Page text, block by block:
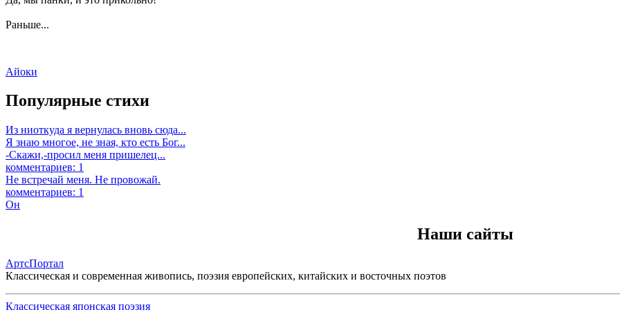
Раньше...
Айоки
Популярные стихи
Из ниоткуда я вернулась вновь сюда...
Я знаю многое, не зная, кто есть Бог...
-Скажи,-просил меня пришелец...
комментариев: 1
Не встречай меня. Не провожай.
комментариев: 1
Он
Наши сайты
АртсПортал
Классическая и современная живопись, поэзия европейских, китайских и восточных поэтов
Классическая японская поэзия